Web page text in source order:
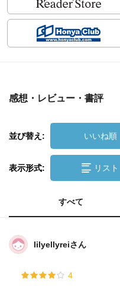
感想・レビュー・書評
並び替え: いいね順
表示形式: リスト
すべて
lilyellyreiさん
4